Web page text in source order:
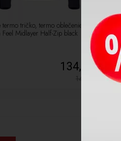
termo tričko, termo oblečenie Kjus
Midlayer Half-Zip black
134,10 €
149,00